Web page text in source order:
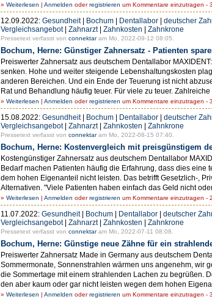
» Weiterlesen | Anmelden oderregistrieren um Kommentare einzutragen -
12.09.2022: Gesundheit| Bochum | Dentallabor | deutscher
Vergleichsangebot| Zahnarzt| Zahnkosten | Zahnkrone
Pressetext verfasst von connektaram Mo, 2022-09-12 08:05.
Bochum, Herne: Günstiger Zahnersatz - Patienten
Preiswerter Zahnersatz aus deutschem Dentallabor
senken. Hohe und weiter steigende Lebenshaltungskosten
anderen Bereichen. Und ein Ende der Teuerung ist nicht
Rat und Behandlung häufig teuer. Für viele zu teuer.
» Weiterlesen | Anmelden oderregistrieren um Kommentare einzutragen -
15.08.2022: Gesundheit| Bochum | Dentallabor | deutscher
Vergleichsangebot| Zahnarzt| Zahnkosten | Zahnkrone
Pressetext verfasst von connektaram Mo, 2022-08-15 07:40.
Bochum, Herne: Kostenvergleich mit preisgünstigem
Kostengünstiger Zahnersatz aus deutschem Dentallabor
Bedarf machen Patienten häufig die Erfahrung, dass dies
dem hohen Eigenanteil nicht leisten. Das betrifft Gesetzlich-,
Alternativen. "Viele Patienten haben einfach das Geld nicht
» Weiterlesen | Anmelden oderregistrieren um Kommentare einzutragen -
11.07.2022: Gesundheit| Bochum | Dentallabor | deutscher
Vergleichsangebot| Zahnarzt| Zahnkosten | Zahnkrone
Pressetext verfasst von connektaram Mo, 2022-07-11 08:08.
Bochum, Herne: Günstige neue Zähne für ein
Preiswerter Zahnersatz Made in Germany aus deutschem
Sommermonate, Sonnenstrahlen wärmen uns angenehm, wir
die Sommertage mit einem strahlenden Lachen zu begrüßen.
den aber kaum oder gar nicht leisten wegen dem hohen
» Weiterlesen | Anmelden oderregistrieren um Kommentare einzutragen -